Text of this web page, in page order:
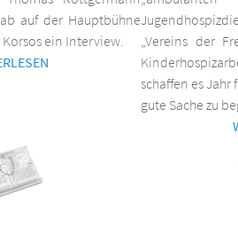
auf der Hauptbühne
ein Interview.
„Vereins der
schaffen es Jahr
gute Sache zu